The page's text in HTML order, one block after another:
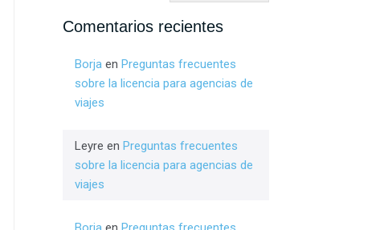
Comentarios recientes
Borja en Preguntas frecuentes
sobre la licencia para agencias de
viajes
Leyre en Preguntas frecuentes
sobre la licencia para agencias de
viajes